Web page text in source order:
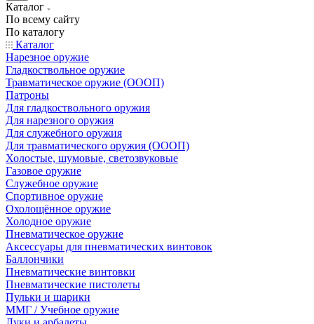
Каталог
По всему сайту
По каталогу
Каталог
Нарезное оружие
Гладкоствольное оружие
Травматическое оружие (ОООП)
Патроны
Для гладкоствольного оружия
Для нарезного оружия
Для служебного оружия
Для травматического оружия (ОООП)
Холостые, шумовые, светозвуковые
Газовое оружие
Служебное оружие
Спортивное оружие
Охолощённое оружие
Холодное оружие
Пневматическое оружие
Аксессуары для пневматических винтовок
Баллончики
Пневматические винтовки
Пневматические пистолеты
Пульки и шарики
ММГ / Учебное оружие